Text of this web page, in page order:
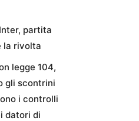
partita
la rivolta
legge 104,
gli scontrini
i controlli
datori di